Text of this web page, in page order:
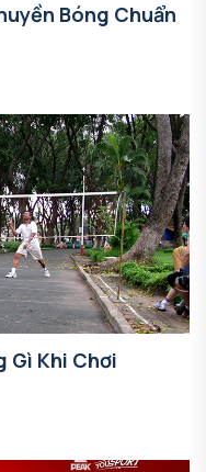
Bóng Chuẩn
Gì Khi Chơi